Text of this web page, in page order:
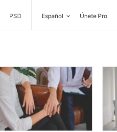
PSD Español Únete Pro